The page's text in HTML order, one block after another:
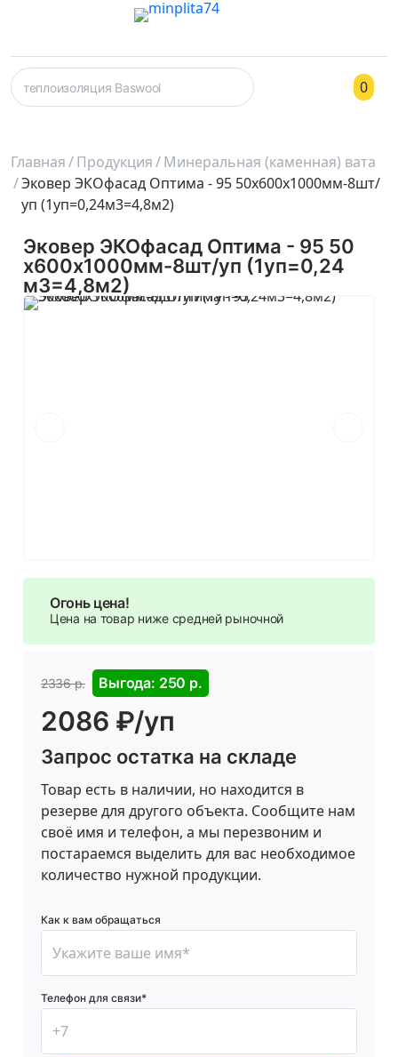
0
Главная Продукция
Минеральная (каменная) вата
Эковер ЭКОфасад Оптима - 95 50х600х1000мм-8шт/
уп (1уп=0,24м3=4,8м2)
Эковер ЭКОфасад Оптима - 95 50
х600х1000мм-8шт/уп (1уп=0,24
м3=4,8м2)
Огонь цена!
Цена на товар ниже средней рыночной
2336 р. Выгода: 250 р.
2086 ₽/уп
Запрос остатка на складе
Товар есть в наличии, но находится в
резерве для другого объекта. Сообщите нам
своё имя и телефон, а мы перезвоним и
постараемся выделить для вас необходимое
количество нужной продукции.
Как к вам обращаться
Телефон для связи*